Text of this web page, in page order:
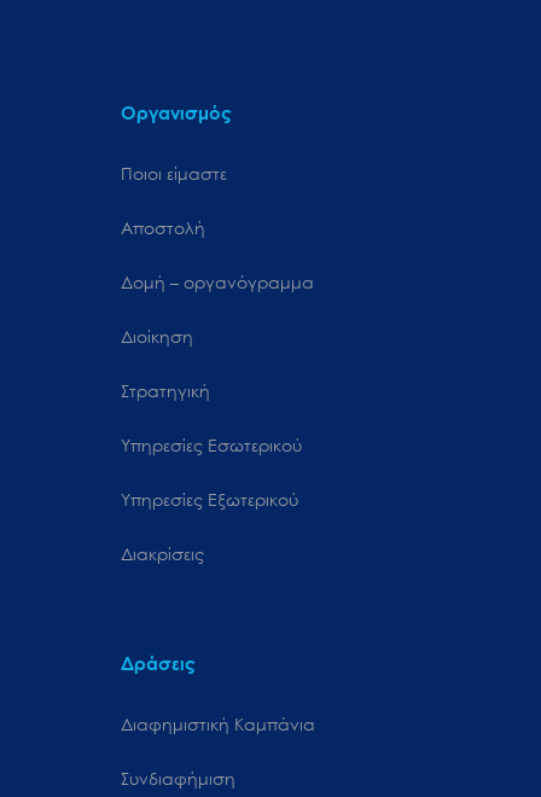
Οργανισμός
Ποιοι είμαστε
Αποστολή
Δομή – οργανόγραμμα
Διοίκηση
Στρατηγική
Υπηρεσίες Εσωτερικού
Υπηρεσίες Εξωτερικού
Διακρίσεις
Δράσεις
Διαφημιστική Καμπάνια
Συνδιαφήμιση